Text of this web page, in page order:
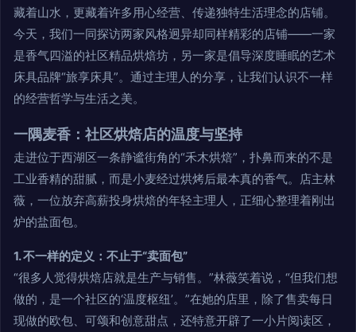
藏着山水，更藏着许多用心经营、传递独特生活理念的店铺。
今天，我们一同探访两家风格迥异却同样精彩的店铺——一家
是香气四溢的社区精品烘焙坊，另一家是倡导深度睡眠的艺术
床具品牌“旅享床具”。通过主理人的分享，让我们认识不一样
的经营哲学与生活之美。
一隅麦香：社区烘焙店的温度与坚持
走进位于西湖区一条静谧街角的“禾木烘焙”，扑鼻而来的不是
工业香精的甜腻，而是小麦经过烘烤后最本真的香气。店主林
薇，一位放弃高薪投身烘焙的年轻主理人，正细心整理着刚出
炉的盐面包。
1. 不一样的定义：不止于“卖面包”
“很多人觉得烘焙店就是生产与销售。”林薇笑着说，“但我们想
做的，是一个社区的‘温度枢纽’。”在她的店里，除了售卖每日
现做的欧包、可颂和创意甜点，还特意开辟了一小片阅读区，